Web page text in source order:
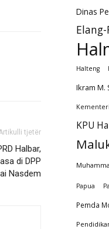
tjetër
Halbar,
di DPP
Nasdem
Dinas
Halteng
Ikram M.
KPU
Papua
Pemda